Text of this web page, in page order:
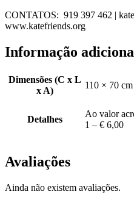
CONTATOS: 919 397 462 |
www.katefriends.org
Informação
Dimensões (C x L
x A)
110 × 70 cm
Detalhes
Ao valor
1 – € 6,00
Avaliações
Ainda não existem avaliações.